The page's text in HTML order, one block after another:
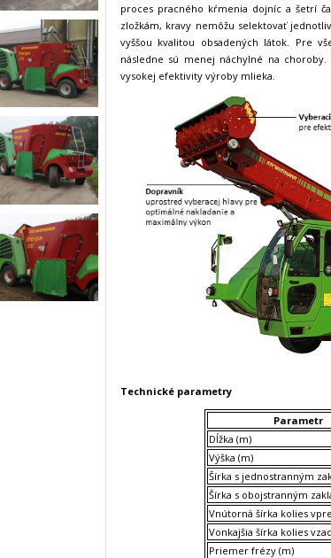
proces pracného kŕmenia dojníc a šetrí
zložkám, kravy nemôžu selektovať
vyššou kvalitou obsadených látok. Pre
následne sú menej náchylné na
vysokej efektivity výroby mlieka.
Technické parametry
Parametr
Dĺžka (m)
Výška (m)
Šírka s jednostranným
Šírka s obojstranným
Vnútorná šírka kolies
Vonkajšia šírka kolies
Priemer frézy (m)